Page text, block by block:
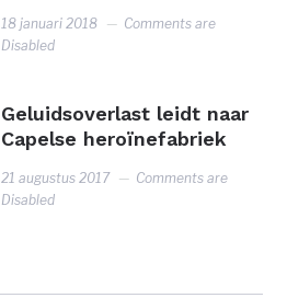
18 januari 2018
Comments are
Disabled
Geluidsoverlast leidt naar
Capelse heroïnefabriek
21 augustus 2017
Comments are
Disabled